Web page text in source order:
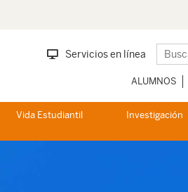
Servicios en línea
ALUMNOS
Vida Estudiantil Investigación